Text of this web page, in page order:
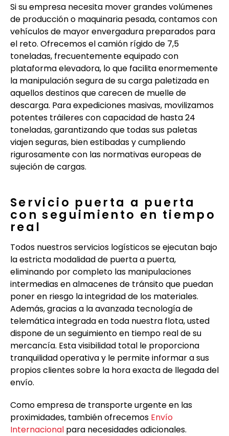
Si su empresa necesita mover grandes volúmenes
de producción o maquinaria pesada, contamos con
vehículos de mayor envergadura preparados para
el reto. Ofrecemos el camión rígido de 7,5
toneladas, frecuentemente equipado con
plataforma elevadora, lo que facilita enormemente
la manipulación segura de su carga paletizada en
aquellos destinos que carecen de muelle de
descarga. Para expediciones masivas, movilizamos
potentes tráileres con capacidad de hasta 24
toneladas, garantizando que todas sus paletas
viajen seguras, bien estibadas y cumpliendo
rigurosamente con las normativas europeas de
sujeción de cargas.
Servicio puerta a puerta
con seguimiento en tiempo
real
Todos nuestros servicios logísticos se ejecutan bajo
la estricta modalidad de puerta a puerta,
eliminando por completo las manipulaciones
intermedias en almacenes de tránsito que puedan
poner en riesgo la integridad de los materiales.
Además, gracias a la avanzada tecnología de
telemática integrada en toda nuestra flota, usted
dispone de un seguimiento en tiempo real de su
mercancía. Esta visibilidad total le proporciona
tranquilidad operativa y le permite informar a sus
propios clientes sobre la hora exacta de llegada del
envío.
Como empresa de transporte urgente en las
proximidades, también ofrecemos Envío
Internacional para necesidades adicionales.